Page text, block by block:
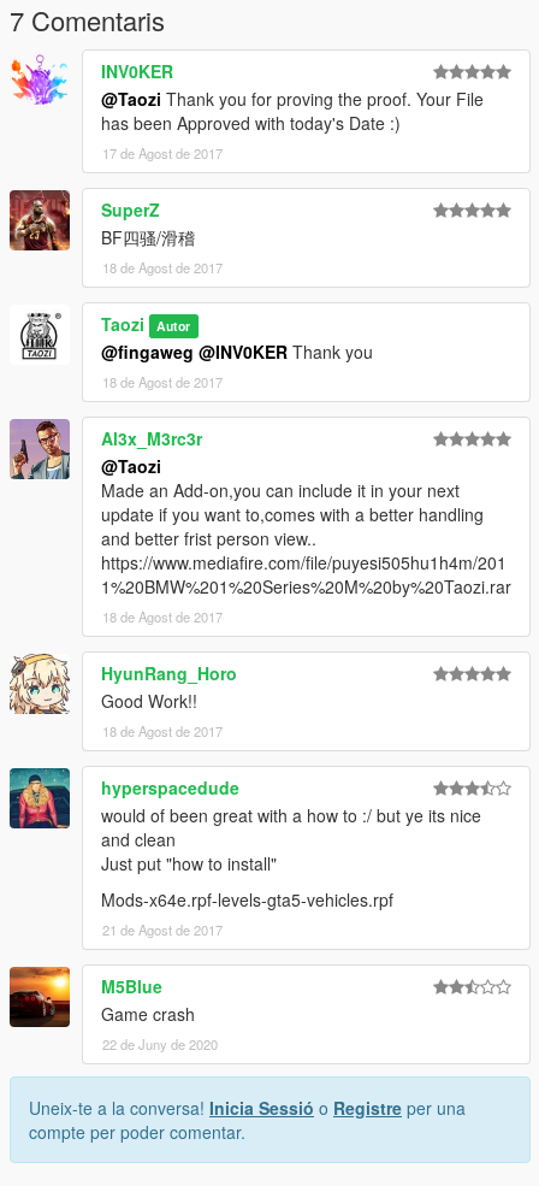
7 Comentaris
INV0KER
@Taozi Thank you for proving the proof. Your File
has been Approved with today's Date :)
17 de Agost de 2017
SuperZ
BF四骚/滑稽
18 de Agost de 2017
Taozi Autor
@fingaweg @INV0KER Thank you
18 de Agost de 2017
Al3x_M3rc3r
@Taozi
Made an Add-on,you can include it in your next
update if you want to,comes with a better handling
and better frist person view..
https://www.mediafire.com/file/puyesi505hu1h4m/201
1%20BMW%201%20Series%20M%20by%20Taozi.rar
18 de Agost de 2017
HyunRang_Horo
Good Work!!
18 de Agost de 2017
hyperspacedude
would of been great with a how to :/ but ye its nice
and clean
Just put "how to install"
Mods-x64e.rpf-levels-gta5-vehicles.rpf
21 de Agost de 2017
M5Blue
Game crash
22 de Juny de 2020
Uneix-te a la conversa! Inicia Sessió o Registre per una
compte per poder comentar.